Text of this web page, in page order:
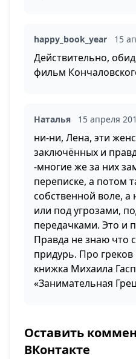
happy_book_year 15
Действительно,
фильм
Наталья 15 апреля
ни-ни, Лена, эти
заключённых и
-многие же за них
переписке, а потом
собственной воле,
или под угрозами,
передачками. Это и
Правда не знаю что
придурь. Про
книжка Михаила
«Занимательная
Оставить
ВКонтакте